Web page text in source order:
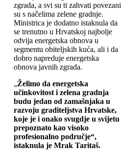
zgrada, a svi su ti zahvati povezani
su s načelima zelene gradnje.
Ministrica je dodatno istaknula da
se trenutno u Hrvatskoj najbolje
odvija energetska obnova u
segmentu obiteljskih kuća, ali i da
dobro napreduje energetska
obnova javnih zgrada.
„Želimo da energetska
učinkovitost i zelena gradnja
budu jedan od zamašnjaka u
razvoju graditeljstva Hrvatske,
koje je i onako svugdje u svijetu
prepoznato kao visoko
profesionalno područje“,
istaknula je Mrak Taritaš.